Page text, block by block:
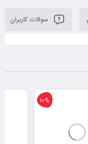
سوالات کاربران
10%